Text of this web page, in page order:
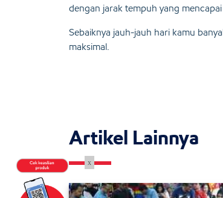
dengan jarak tempuh yang
Sebaiknya jauh-jauh hari kamu
maksimal.
Artikel Lainnya
x